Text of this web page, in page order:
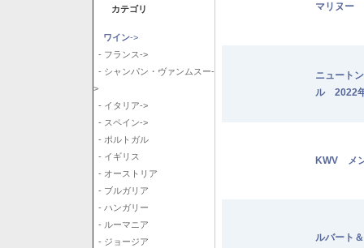
カテゴリ
ワイン->
- フランス->
- シャンパン・ヴァンムスー-
>
- イタリア->
- スペイン->
- ポルトガル
- イギリス
- オーストリア
- ブルガリア
- ハンガリー
- ルーマニア
- ジョージア
マリヌー
ニュート
ル 2022
KWV メ
ルバート